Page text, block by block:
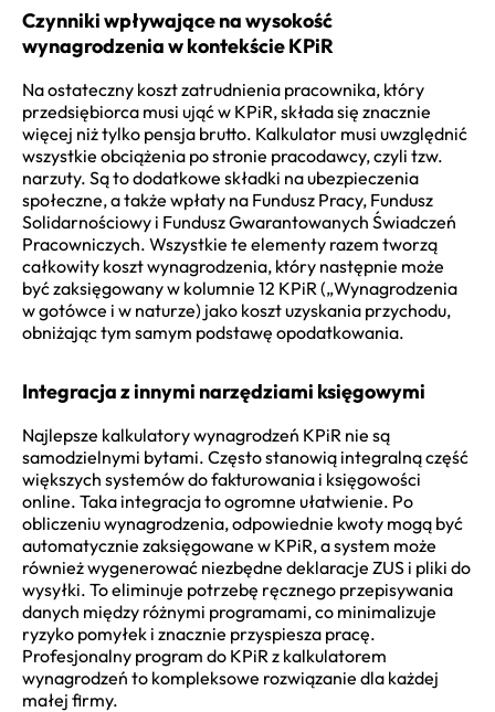
Czynniki wpływające na wysokość
wynagrodzenia w kontekście KPiR
Na ostateczny koszt zatrudnienia pracownika, który
przedsiębiorca musi ująć w KPiR, składa się znacznie
więcej niż tylko pensja brutto. Kalkulator musi uwzględnić
wszystkie obciążenia po stronie pracodawcy, czyli tzw.
narzuty. Są to dodatkowe składki na ubezpieczenia
społeczne, a także wpłaty na Fundusz Pracy, Fundusz
Solidarnościowy i Fundusz Gwarantowanych Świadczeń
Pracowniczych. Wszystkie te elementy razem tworzą
całkowity koszt wynagrodzenia, który następnie może
być zaksięgowany w kolumnie 12 KPiR („Wynagrodzenia
w gotówce i w naturze) jako koszt uzyskania przychodu,
obniżając tym samym podstawę opodatkowania.
Integracja z innymi narzędziami księgowymi
Najlepsze kalkulatory wynagrodzeń KPiR nie są
samodzielnymi bytami. Często stanowią integralną część
większych systemów do fakturowania i księgowości
online. Taka integracja to ogromne ułatwienie. Po
obliczeniu wynagrodzenia, odpowiednie kwoty mogą być
automatycznie zaksięgowane w KPiR, a system może
również wygenerować niezbędne deklaracje ZUS i pliki do
wysyłki. To eliminuje potrzebę ręcznego przepisywania
danych między różnymi programami, co minimalizuje
ryzyko pomyłek i znacznie przyspiesza pracę.
Profesjonalny program do KPiR z kalkulatorem
wynagrodzeń to kompleksowe rozwiązanie dla każdej
małej firmy.